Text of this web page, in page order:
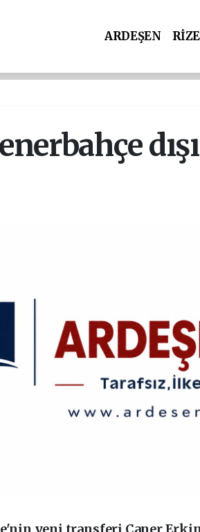
ARDEŞEN RİZE
yeni transferi Caner